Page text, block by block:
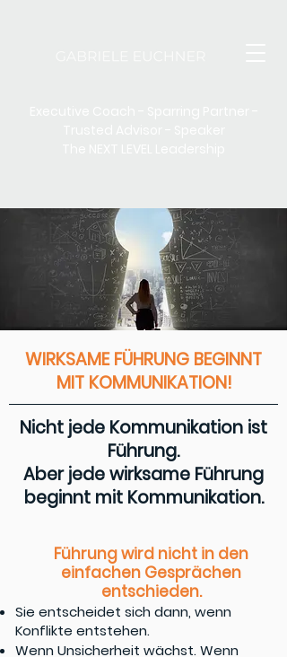
WIRKSAME FÜHRUNG BEGINNT
MIT KOMMUNIKATION!
Nicht jede Kommunikation ist
Führung.
Aber jede wirksame Führung
beginnt mit Kommunikation.
Führung wird nicht in den
einfachen Gesprächen
entschieden.
Sie entscheidet sich dann, wenn
Konflikte entstehen.
Wenn Unsicherheit wächst. Wenn